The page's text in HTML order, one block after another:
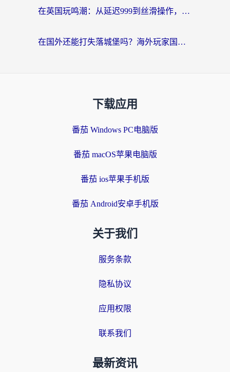
在英国玩鸣潮：从延迟999到丝滑操作，我是怎么做到的？
在国外还能打失落城堡吗？海外玩家国服游戏加速终极指南（附北美玩online加速器下载技巧）
下载应用
番茄 Windows PC电脑版
番茄 macOS苹果电脑版
番茄 ios苹果手机版
番茄 Android安卓手机版
关于我们
服务条款
隐私协议
应用权限
联系我们
最新资讯